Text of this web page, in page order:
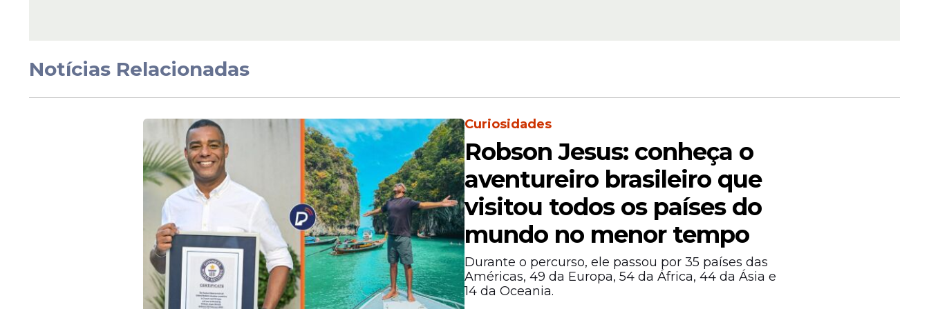
curiosidades sobre Olinda
Veja Também
O conjunto histórico religioso da cidade também inclui oConvento de Santo Antônio
Capela de
, que reforçam a importância de Igarassu no desenvolvimento da fé católica no
Notícias Relacionadas
Curiosidades
Robson Jesus: conheça o
aventureiro brasileiro que
visitou todos os países do
mundo no menor tempo
Durante o percurso, ele passou por 35 países das
Américas, 49 da Europa, 54 da África, 44 da Ásia e
14 da Oceania.